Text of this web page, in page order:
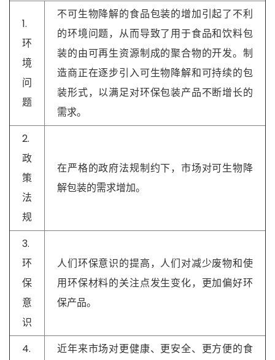
1.
环
境
问
题
不可生物降解的食品包装的增加引起了不利
的环境问题，从而导致了用于食品和饮料包
装的由可再生资源制成的聚合物的开发。制
造商正在逐步引入可生物降解和可持续的包
装形式，以满足对环保包装产品不断增长的
需求。
2.
政
策
法
规
在严格的政府法规制约下，市场对可生物降
解包装的需求增加。
3.
环
保
意
识
人们环保意识的提高，人们对减少废物和使
用环保材料的关注点发生变化，更加偏好环
保产品。
4.
近年来市场对更健康、更安全、更方便的食